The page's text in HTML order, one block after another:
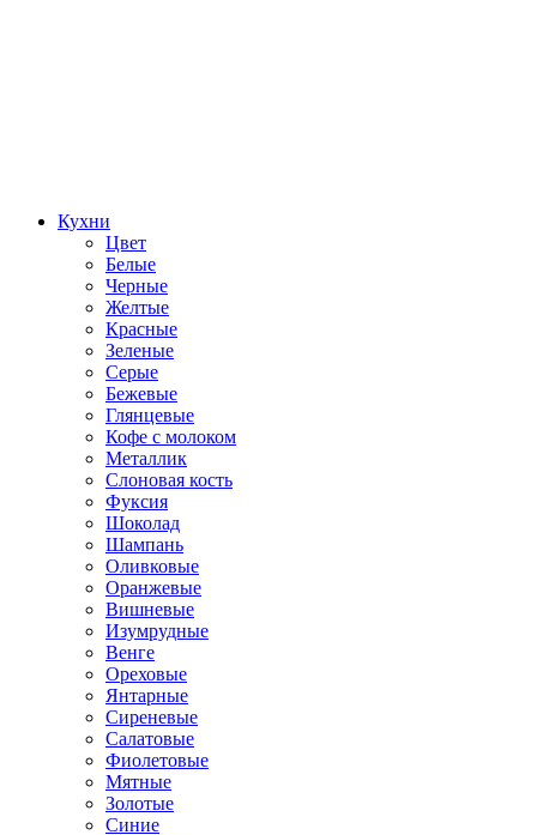
Кухни
Цвет
Белые
Черные
Желтые
Красные
Зеленые
Серые
Бежевые
Глянцевые
Кофе с молоком
Металлик
Слоновая кость
Фуксия
Шоколад
Шампань
Оливковые
Оранжевые
Вишневые
Изумрудные
Венге
Ореховые
Янтарные
Сиреневые
Салатовые
Фиолетовые
Мятные
Золотые
Синие